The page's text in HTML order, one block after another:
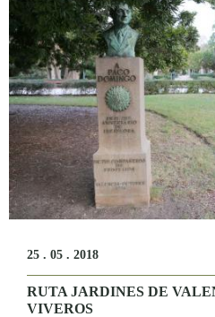
25 . 05 . 2018
RUTA JARDINES DE
VIVEROS